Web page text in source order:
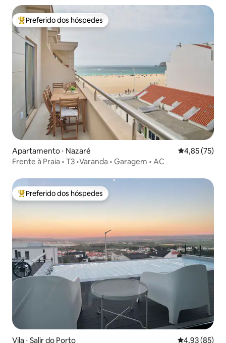
Entre os melhores preferidos dos hóspedes
Preferido dos hóspedes
Apartamento ⋅ Nazaré 4,85 de uma
4,85 (75)
Frente à Praia • T3 •Varanda • Garagem • AC
Entre os melhores preferidos dos hóspedes
Preferido dos hóspedes
Vila ⋅ Salir do Porto 4,93 de uma
4,93 (85)